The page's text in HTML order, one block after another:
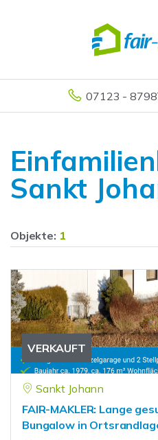
07123 -
Sankt
Objekte: 1
VERKAUFT
Sankt Johann
FAIR-MAKLER: Lange
Bungalow in